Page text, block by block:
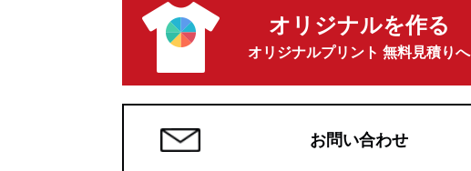
オリジナルを作る
オリジナルプリント 無料見積りへ
お問い合わせ